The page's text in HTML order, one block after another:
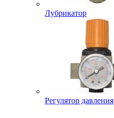
Лубрикатор
Регулятор давления